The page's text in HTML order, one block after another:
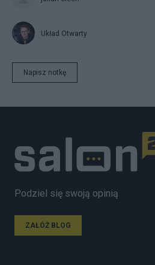
Układ Otwarty
Napisz notkę
Podziel się swoją opinią
ZAŁÓŻ BLOG